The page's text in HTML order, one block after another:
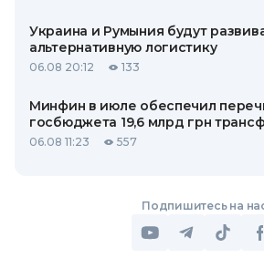
Украина и Румыния будут
альтернативную логистику
06.08 20:12 133
Минфин в июле обеспечил
госбюджета 19,6 млрд грн
06.08 11:23 557
Подпишитесь на